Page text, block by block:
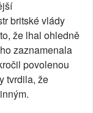
britské vlády
že lhal ohledně
zaznamenala
povolenou
tvrdila, že